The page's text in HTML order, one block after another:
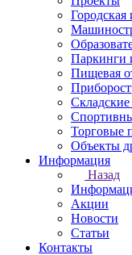
Городская
Паркинги
Пищевая
Торговые
Объекты
Информация
Назад
Акции
Новости
Статьи
Контакты